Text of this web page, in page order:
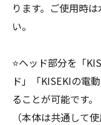
ります。ご使用時
い。
⭐️ヘッド部分を「
ド」「KISEKIの電
ることが可能です。
（本体は共通して